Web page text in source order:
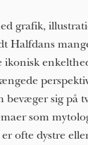
grafik,
Halfdans
ikonisk
bevæger sig på
som
ofte dystre